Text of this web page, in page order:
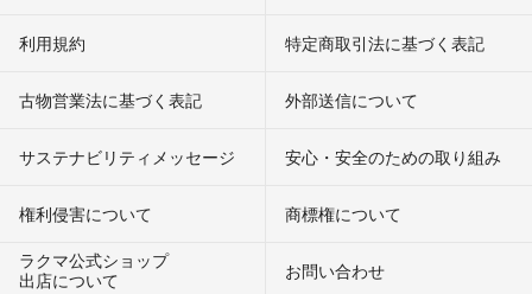
利用規約 特定商取引法に基づく表記
古物営業法に基づく表記 外部送信について
サステナビリティメッセージ 安心・安全のための取り組み
権利侵害について
商標権について
ラクマ公式ショップ
出店について
お問い合わせ